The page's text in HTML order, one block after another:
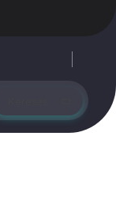
Fiókom